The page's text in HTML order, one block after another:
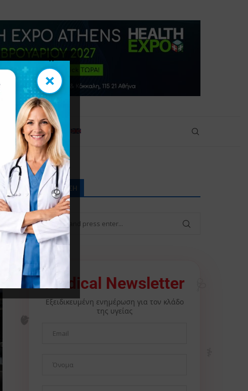
Επικοινωνία
ΑΝΑΖΉΤΗΣΗ
Medical Newsletter
Εξειδικευμένη ενημέρωση για τον κλάδο
της υγείας
×
×